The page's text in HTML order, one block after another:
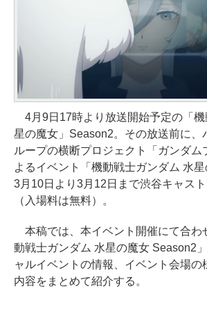
4月9日17時より放送開始予定の「機
星の魔女」Season2。その放送前に、
ループの横断プロジェクト「ガンダム
よるイベント「機動戦士ガンダム 水
3月10日より3月12日まで渋谷キャス
（入場料は無料）。
本稿では、本イベント開催にて合わ
動戦士ガンダム 水星の魔女 Season2
ャルイベントの情報、イベント会場の
内容をまとめて紹介する。